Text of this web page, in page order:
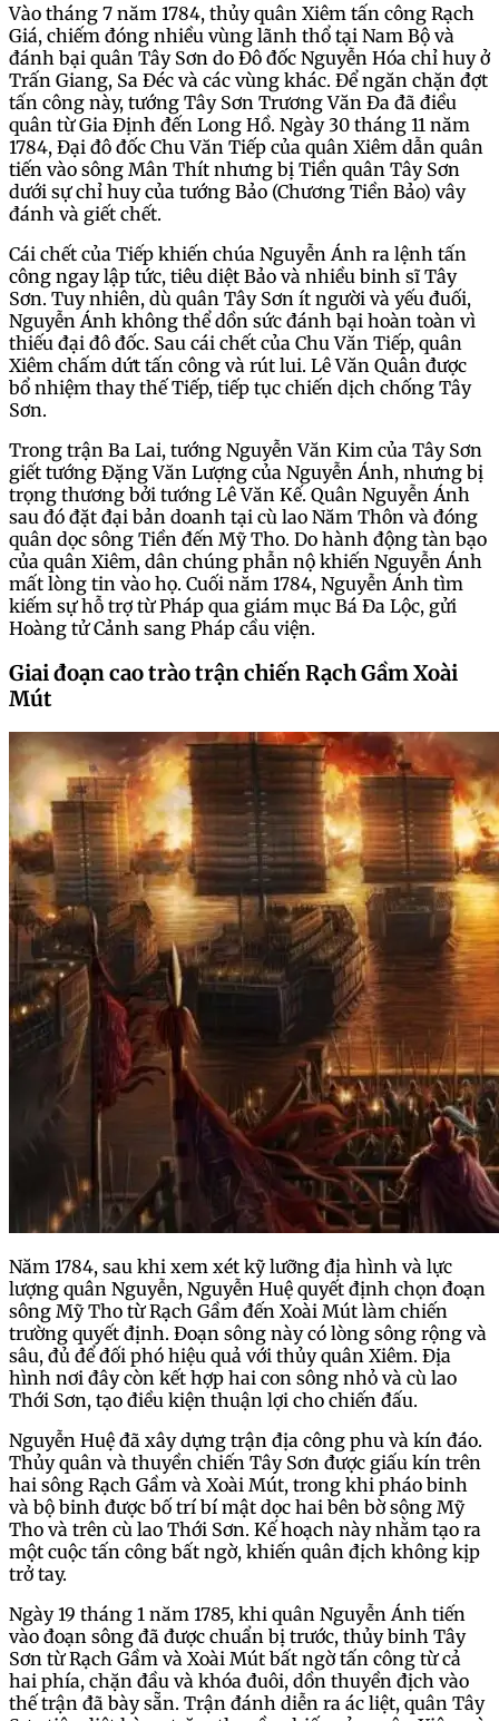
Vào tháng 7 năm 1784, thủy quân Xiêm tấn công Rạch
Giá, chiếm đóng nhiều vùng lãnh thổ tại Nam Bộ và
đánh bại quân Tây Sơn do Đô đốc Nguyễn Hóa chỉ huy ở
Trấn Giang, Sa Đéc và các vùng khác. Để ngăn chặn đợt
tấn công này, tướng Tây Sơn Trương Văn Đa đã điều
quân từ Gia Định đến Long Hồ. Ngày 30 tháng 11 năm
1784, Đại đô đốc Chu Văn Tiếp của quân Xiêm dẫn quân
tiến vào sông Mân Thít nhưng bị Tiền quân Tây Sơn
dưới sự chỉ huy của tướng Bảo (Chương Tiền Bảo) vây
đánh và giết chết.
Cái chết của Tiếp khiến chúa Nguyễn Ánh ra lệnh tấn
công ngay lập tức, tiêu diệt Bảo và nhiều binh sĩ Tây
Sơn. Tuy nhiên, dù quân Tây Sơn ít người và yếu đuối,
Nguyễn Ánh không thể dồn sức đánh bại hoàn toàn vì
thiếu đại đô đốc. Sau cái chết của Chu Văn Tiếp, quân
Xiêm chấm dứt tấn công và rút lui. Lê Văn Quân được
bổ nhiệm thay thế Tiếp, tiếp tục chiến dịch chống Tây
Sơn.
Trong trận Ba Lai, tướng Nguyễn Văn Kim của Tây Sơn
giết tướng Đặng Văn Lượng của Nguyễn Ánh, nhưng bị
trọng thương bởi tướng Lê Văn Kế. Quân Nguyễn Ánh
sau đó đặt đại bản doanh tại cù lao Năm Thôn và đóng
quân dọc sông Tiền đến Mỹ Tho. Do hành động tàn bạo
của quân Xiêm, dân chúng phẫn nộ khiến Nguyễn Ánh
mất lòng tin vào họ. Cuối năm 1784, Nguyễn Ánh tìm
kiếm sự hỗ trợ từ Pháp qua giám mục Bá Đa Lộc, gửi
Hoàng tử Cảnh sang Pháp cầu viện.
Giai đoạn cao trào trận chiến Rạch Gầm Xoài
Mút
Năm 1784, sau khi xem xét kỹ lưỡng địa hình và lực
lượng quân Nguyễn, Nguyễn Huệ quyết định chọn đoạn
sông Mỹ Tho từ Rạch Gầm đến Xoài Mút làm chiến
trường quyết định. Đoạn sông này có lòng sông rộng và
sâu, đủ để đối phó hiệu quả với thủy quân Xiêm. Địa
hình nơi đây còn kết hợp hai con sông nhỏ và cù lao
Thới Sơn, tạo điều kiện thuận lợi cho chiến đấu.
Nguyễn Huệ đã xây dựng trận địa công phu và kín đáo.
Thủy quân và thuyền chiến Tây Sơn được giấu kín trên
hai sông Rạch Gầm và Xoài Mút, trong khi pháo binh
và bộ binh được bố trí bí mật dọc hai bên bờ sông Mỹ
Tho và trên cù lao Thới Sơn. Kế hoạch này nhằm tạo ra
một cuộc tấn công bất ngờ, khiến quân địch không kịp
trở tay.
Ngày 19 tháng 1 năm 1785, khi quân Nguyễn Ánh tiến
vào đoạn sông đã được chuẩn bị trước, thủy binh Tây
Sơn từ Rạch Gầm và Xoài Mút bất ngờ tấn công từ cả
hai phía, chặn đầu và khóa đuôi, dồn thuyền địch vào
thế trận đã bày sẵn. Trận đánh diễn ra ác liệt, quân Tây